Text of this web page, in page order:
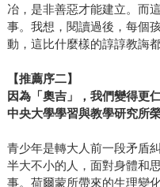
冶，是非善惡才能建立。而
事。我想，閱讀過後，每個
動，這比什麼樣的諄諄教誨
【推薦序二】
因為「奧吉」，我們變得更
中央大學學習與教學研究所
青少年是轉大人前一段矛盾
半大不小的人，面對身體和
事。荷爾蒙所帶來的生理變